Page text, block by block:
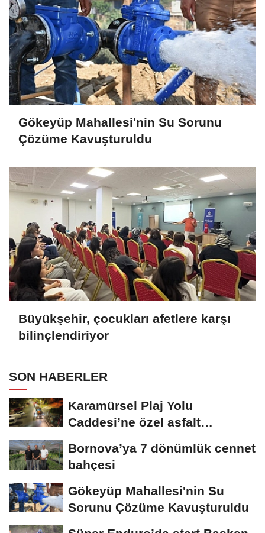
Gökeyüp Mahallesi'nin Su Sorunu
Çözüme Kavuşturuldu
Büyükşehir, çocukları afetlere karşı
bilinçlendiriyor
SON HABERLER
Karamürsel Plaj Yolu
Caddesi’ne özel asfalt
Bornova’ya 7 dönümlük cennet
bahçesi
Gökeyüp Mahallesi'nin Su
Sorunu Çözüme Kavuşturuldu